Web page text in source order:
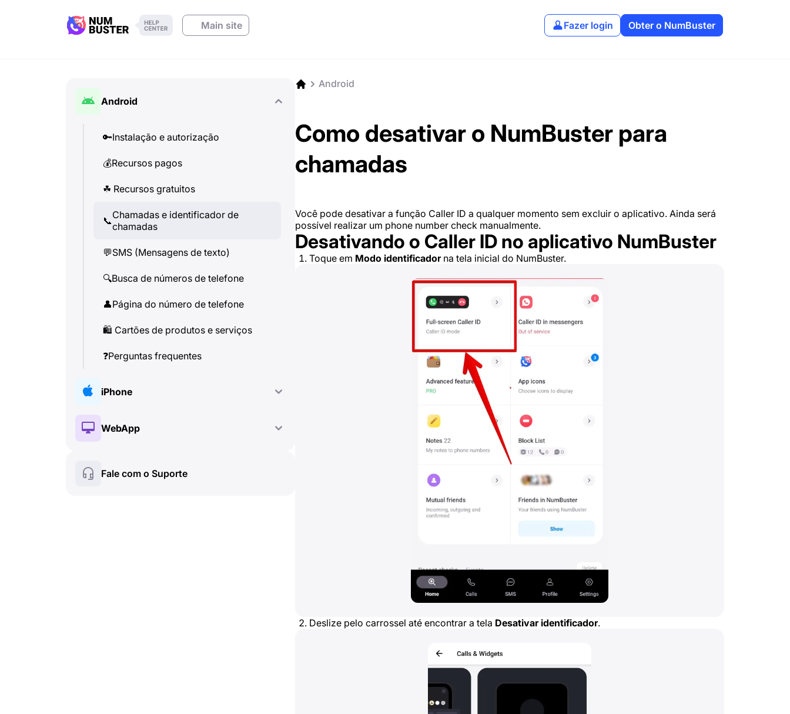
Main site Fazer login Obter o NumBuster
Android
🔑Instalação e autorização
💰Recursos pagos
☘ ️ Recursos gratuitos
📞Chamadas e identificador de
chamadas
💬SMS (Mensagens de texto)
🔍Busca de números de telefone
👤Página do número de telefone
🛍 ️ Cartões de produtos e serviços
❓Perguntas frequentes
iPhone
🔑 Instalação e autorização
☘️ Recursos gratuitos
WebApp
Fale com o Suporte
Android
Como desativar o NumBuster para
chamadas
Você pode desativar a função Caller ID a qualquer momento sem excluir o aplicativo. Ainda será
possível realizar um phone number check manualmente.
Desativando o Caller ID no aplicativo NumBuster
Toque em Modo identificadorna tela inicial do NumBuster.
Deslize pelo carrossel até encontrar a tela Desativar identificador.